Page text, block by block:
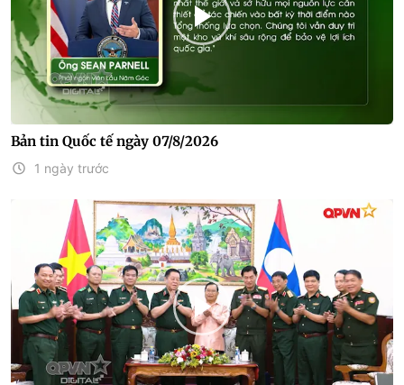
Bản tin Quốc tế ngày 07/8/2026
1 ngày trước